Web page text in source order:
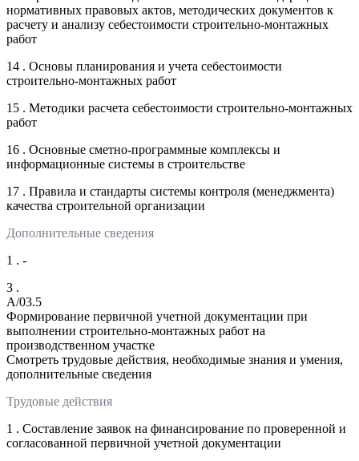
нормативных правовых актов, методических документов к
расчету и анализу себестоимости строительно-монтажных
работ
14 . Основы планирования и учета себестоимости
строительно-монтажных работ
15 . Методики расчета себестоимости строительно-монтажных
работ
16 . Основные сметно-программные комплексы и
информационные системы в строительстве
17 . Правила и стандарты системы контроля (менеджмента)
качества строительной организации
Дополнительные сведения
1 . -
3 .
A/03.5
Формирование первичной учетной документации при
выполнении строительно-монтажных работ на
производственном участке
Смотреть трудовые действия, необходимые знания и умения,
дополнительные сведения
Трудовые действия
1 . Составление заявок на финансирование по проверенной и
согласованной первичной учетной документации